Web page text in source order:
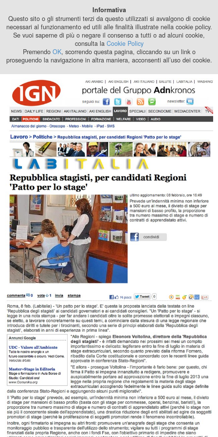
2024
Informativa
Questo sito o gli strumenti terzi da questo utilizzati si avvalgono di cookie
necessari al funzionamento ed utili alle finalità illustrate nella cookie policy.
Se vuoi saperne di più o negare il consenso a tutti o ad alcuni cookie,
consulta la Cookie Policy
Premendo OK, scorrendo questa pagina, cliccando su un link o
proseguendo la navigazione in altra maniera, acconsenti all’uso dei cookie.